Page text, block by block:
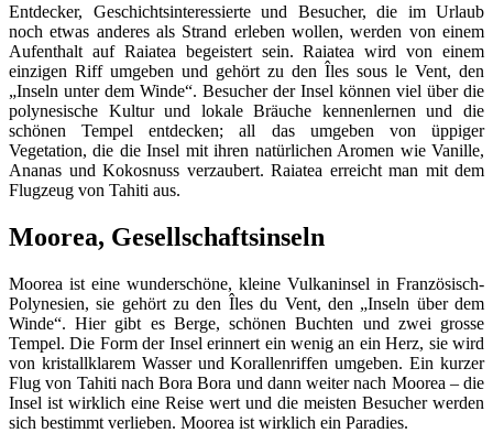
Entdecker, Geschichtsinteressierte und Besucher, die im Urlaub
noch etwas anderes als Strand erleben wollen, werden von einem
Aufenthalt auf Raiatea begeistert sein. Raiatea wird von einem
einzigen Riff umgeben und gehört zu den Îles sous le Vent, den
„Inseln unter dem Winde“. Besucher der Insel können viel über die
polynesische Kultur und lokale Bräuche kennenlernen und die
schönen Tempel entdecken; all das umgeben von üppiger
Vegetation, die die Insel mit ihren natürlichen Aromen wie Vanille,
Ananas und Kokosnuss verzaubert. Raiatea erreicht man mit dem
Flugzeug von Tahiti aus.
Moorea, Gesellschaftsinseln
Moorea ist eine wunderschöne, kleine Vulkaninsel in Französisch-
Polynesien, sie gehört zu den Îles du Vent, den „Inseln über dem
Winde“. Hier gibt es Berge, schönen Buchten und zwei grosse
Tempel. Die Form der Insel erinnert ein wenig an ein Herz, sie wird
von kristallklarem Wasser und Korallenriffen umgeben. Ein kurzer
Flug von Tahiti nach Bora Bora und dann weiter nach Moorea – die
Insel ist wirklich eine Reise wert und die meisten Besucher werden
sich bestimmt verlieben. Moorea ist wirklich ein Paradies.